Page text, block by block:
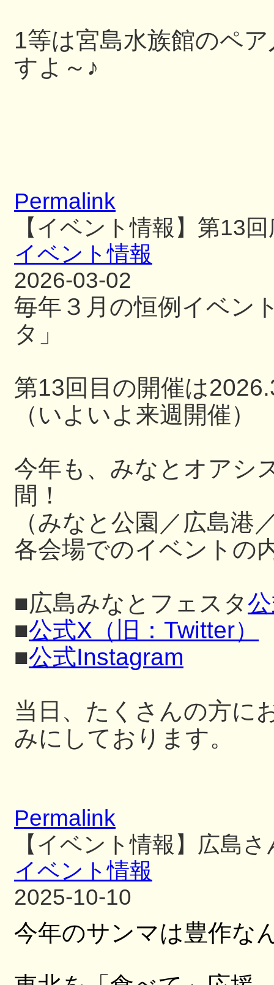
1等は宮島水族館のペ
すよ～♪
Permalink
【イベント情報】第13
イベント情報
2026-03-02
毎年３月の恒例イベン
タ」
第13回目の開催は
（いよいよ来週開催）
今年も、みなとオアシ
間！
（みなと公園／広島港
各会場でのイベントの
■広島みなとフェスタ
■公式X（旧：Twitter）
■公式Instagram
当日、たくさんの方に
みにしております。
Permalink
【イベント情報】広島
イベント情報
2025-10-10
今年のサンマは豊作な